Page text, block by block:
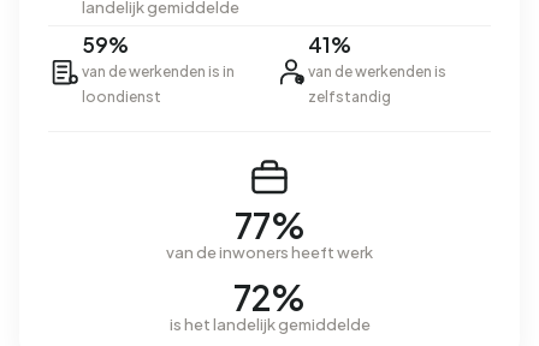
landelijk gemiddelde
59%
van de werkenden is in
loondienst
41%
van de werkenden is
zelfstandig
77%
van de inwoners heeft werk
72%
is het landelijk gemiddelde